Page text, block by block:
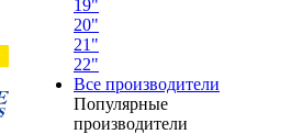
19"
20"
21"
22"
Все производители
Популярные
производители